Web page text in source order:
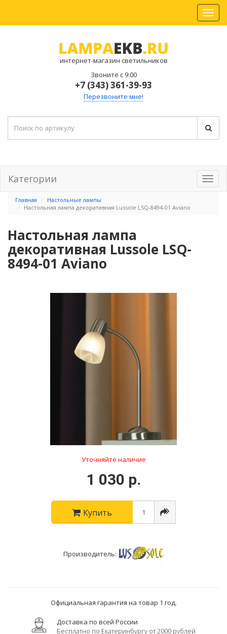
интернет-магазин светильников
Звоните с 9:00
+7 (343) 361-39-93
Перезвоните мне!
Категории
Главная
Настольные лампы
Настольная лампа декоративная Lussole LSQ-8494-01 Aviano
Настольная лампа
декоративная Lussole LSQ-
8494-01 Aviano
Уточняйте наличие
1 030 р.
Купить
Производитель:
Официальная гарантия на товар 1 год.
Доставка по всей России
Бесплатно по Екатеринбургу от 2000 рублей